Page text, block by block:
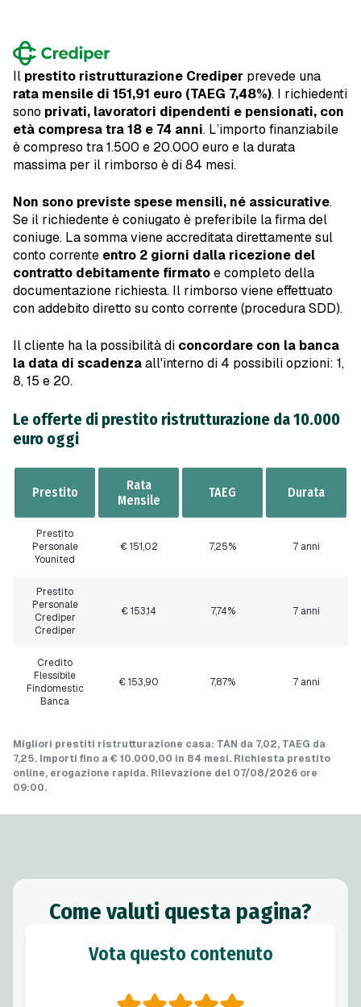
Il prestito ristrutturazione Crediper prevede una
rata mensile di 151,91 euro (TAEG 7,48%). I richiedenti
sono privati, lavoratori dipendenti e pensionati, con
età compresa tra 18 e 74 anni. L’importo finanziabile
è compreso tra 1.500 e 20.000 euro e la durata
massima per il rimborso è di 84 mesi.
Non sono previste spese mensili, né assicurative.
Se il richiedente è coniugato è preferibile la firma del
coniuge. La somma viene accreditata direttamente sul
conto corrente entro 2 giorni dalla ricezione del
contratto debitamente firmatoe completo della
documentazione richiesta. Il rimborso viene effettuato
con addebito diretto su conto corrente (procedura SDD).
Il cliente ha la possibilità di concordare con la banca
la data di scadenzaall'interno di 4 possibili opzioni: 1,
8, 15 e 20.
Le offerte di prestito ristrutturazione da 10.000
euro oggi
Prestito
Rata
Mensile
TAEG Durata
Prestito
Personale
Younited
€ 151,02 7,25% 7 anni
Prestito
Personale
Crediper
Crediper
€ 153,14 7,74% 7 anni
Credito
Flessibile
Findomestic
Banca
€ 153,90 7,87% 7 anni
Migliori prestiti ristrutturazione casa: TAN da 7,02, TAEG da
7,25. Importi fino a€ 10.000,00 in 84 mesi. Richiesta prestito
online, erogazione rapida. Rilevazione del 07/08/2026 ore
09:00.
Come valuti questa pagina?
Vota questo contenuto